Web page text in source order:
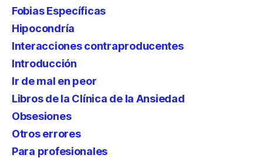
Fobias Específicas
Hipocondría
Interacciones contraproducentes
Introducción
Ir de mal en peor
Libros de la Clínica de la Ansiedad
Obsesiones
Otros errores
Para profesionales